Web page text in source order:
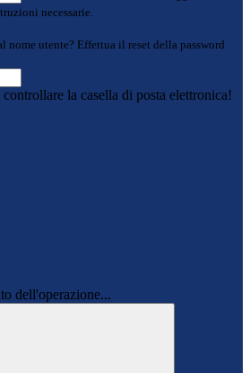
necessarie.
nome utente? Effettua il reset della password
la casella di posta elettronica!
dell'operazione...